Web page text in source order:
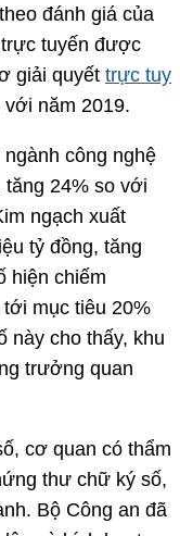
đánh giá của
tuyến được
giải quyết trực tuy
năm 2019.
công nghệ
24% so với
ngạch xuất
tỷ đồng, tăng
hiện chiếm
mục tiêu 20%
này cho thấy, khu
trưởng quan
cơ quan có thẩm
thư chữ ký số,
Bộ Công an đã